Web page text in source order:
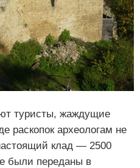
туристы, жаждущие
раскопок археологам не
клад — 2500
были переданы в